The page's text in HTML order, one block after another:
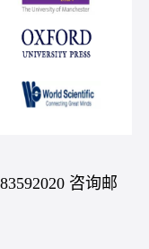
咨询邮